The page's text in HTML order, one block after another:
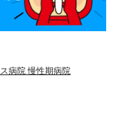
病院 慢性期病院